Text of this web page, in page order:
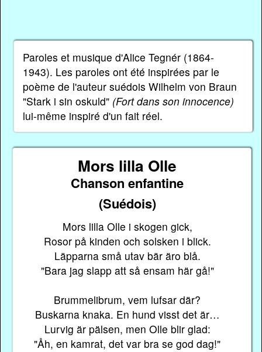
Paroles et musique d'Alice Tegnér (1864-
1943). Les paroles ont été inspirées par le
poème de l'auteur suédois Wilhelm von Braun
"Stark i sin oskuld" (Fort dans son innocence)
lui-même inspiré d'un fait réel.
Mors lilla Olle
Chanson enfantine
(Suédois)
Mors lilla Olle i skogen gick,
Rosor på kinden och solsken i blick.
Läpparna små utav bär äro blå.
"Bara jag slapp att så ensam här gå!"
Brummelibrum, vem lufsar där?
Buskarna knaka. En hund visst det är…
Lurvig är pälsen, men Olle blir glad:
"Åh, en kamrat, det var bra se god dag!"